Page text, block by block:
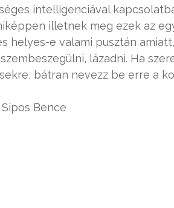
intelligenciával
illetnek meg ezek az
helyes-e valami pusztán
lázadni. Ha
bátran nevezz be erre a
Sipos Bence